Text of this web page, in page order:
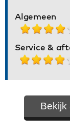
Algemeen
Service &
Bekijk